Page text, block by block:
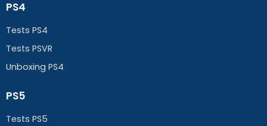
PS4
Tests PS4
Tests PSVR
Unboxing PS4
PS5
Tests PS5